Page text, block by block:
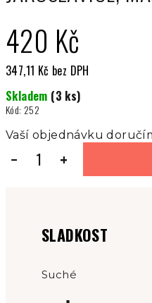
420 Kč
347,11 Kč bez DPH
cena:
Skladem (3 ks)
Kód: 252
Vaší objednávku
+
−
SLADKOST
Suché